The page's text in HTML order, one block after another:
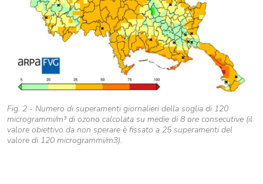
Fig. 2 - Numero di superamenti giornalieri della soglia di 120
microgrammi/m³ di ozono calcolata su medie di 8 ore consecutive (il
valore obiettivo da non sperare è fissato a 25 superamenti del
valore di 120 microgrammi/m3).